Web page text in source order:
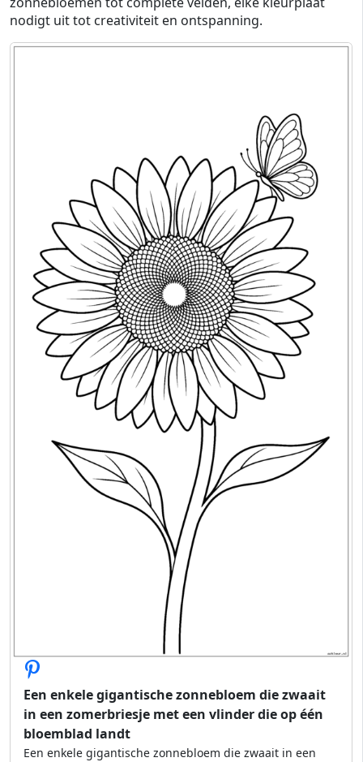
nodigt uit tot creativiteit en ontspanning.
Een enkele gigantische zonnebloem die zwaait
in een zomerbriesje met een vlinder die op één
bloemblad landt
Een enkele gigantische zonnebloem die zwaait in een